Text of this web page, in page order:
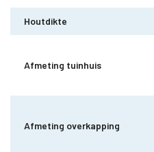
Houtdikte
Afmeting tuinhuis
Afmeting overkapping